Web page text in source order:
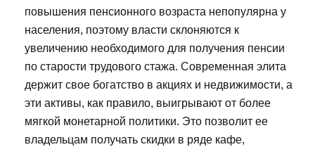
повышения пенсионного возраста непопулярна у
населения, поэтому власти склоняются к
увеличению необходимого для получения пенсии
по старости трудового стажа. Современная элита
держит свое богатство в акциях и недвижимости, а
эти активы, как правило, выигрывают от более
мягкой монетарной политики. Это позволит ее
владельцам получать скидки в ряде кафе,